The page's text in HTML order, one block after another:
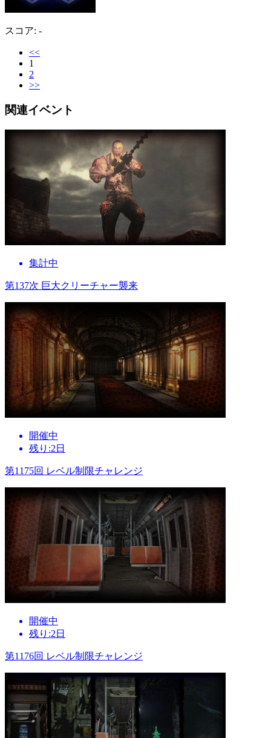
スコア: -
<<
1
2
>>
関連イベント
集計中
第137次 巨大クリーチャー襲来
開催中
残り:2日
第1175回 レベル制限チャレンジ
開催中
残り:2日
第1176回 レベル制限チャレンジ